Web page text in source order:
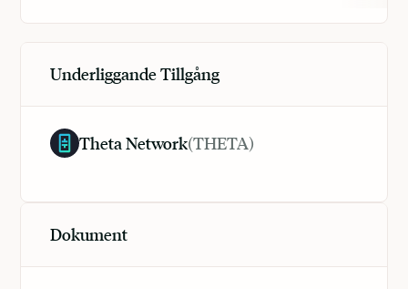
Underliggande Tillgång
Theta Network(THETA)
Dokument